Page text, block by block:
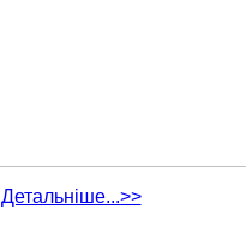
Детальніше...>>